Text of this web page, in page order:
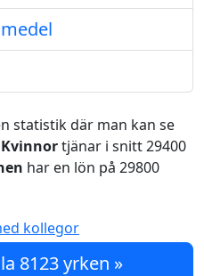
statistik där man kan se
Kvinnortjänar i snitt 29400
har en lön på 29800
8123 yrken »